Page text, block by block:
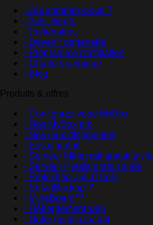
- Qui sommes-nous ?
- Avis clients
- Partenaires
- Devenir partenaire
- Programme d'affiliation
- Charte graphique
- Blog
Produits & offres
- Configurez votre MyBox
- Nos MyBox pro
- Nos jeux disponibles
- Essai gratuit
- Serveur Minecraft gratuit à vie
- Serveur Hytale gratuit à vie
- Protection anti-DDoS
- SmartBackup™
- MineBoard™
- Hébergement web
- Notre guide d'achat